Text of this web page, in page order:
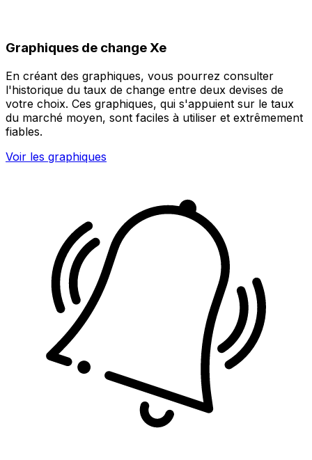
Graphiques de change Xe
En créant des graphiques, vous pourrez consulter
l'historique du taux de change entre deux devises de
votre choix. Ces graphiques, qui s'appuient sur le taux
du marché moyen, sont faciles à utiliser et extrêmement
fiables.
Voir les graphiques